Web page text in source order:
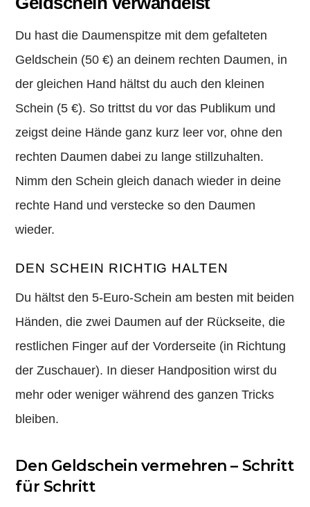
Du hast die Daumenspitze mit dem gefalteten
Geldschein (50 €) an deinem rechten Daumen, in
der gleichen Hand hältst du auch den kleinen
Schein (5 €). So trittst du vor das Publikum und
zeigst deine Hände ganz kurz leer vor, ohne den
rechten Daumen dabei zu lange stillzuhalten.
Nimm den Schein gleich danach wieder in deine
rechte Hand und verstecke so den Daumen
wieder.
DEN SCHEIN RICHTIG HALTEN
Du hältst den 5-Euro-Schein am besten mit beiden
Händen, die zwei Daumen auf der Rückseite, die
restlichen Finger auf der Vorderseite (in Richtung
der Zuschauer). In dieser Handposition wirst du
mehr oder weniger während des ganzen Tricks
bleiben.
Den Geldschein vermehren – Schritt
für Schritt